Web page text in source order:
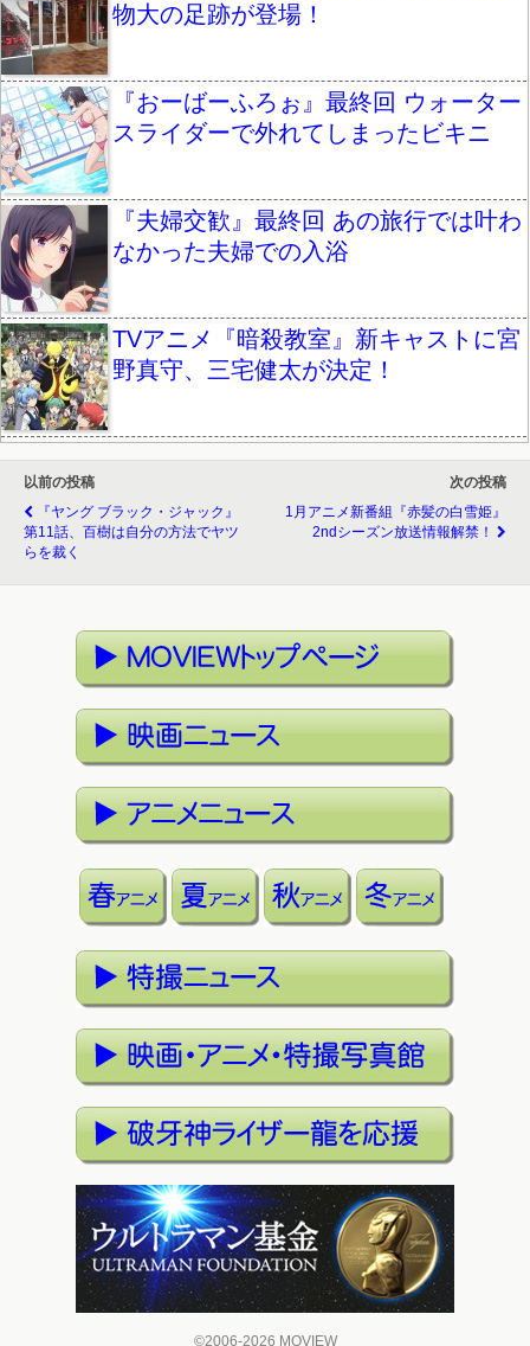
物大の足跡が登場！
『おーばーふろぉ』最終回 ウォーター
スライダーで外れてしまったビキニ
『夫婦交歓』最終回 あの旅行では叶わ
なかった夫婦での入浴
TVアニメ『暗殺教室』新キャストに宮
野真守、三宅健太が決定！
以前の投稿
『ヤング ブラック・ジャック』
第11話、百樹は自分の方法でヤツ
らを裁く
次の投稿
1月アニメ新番組『赤髪の白雪姫』
2ndシーズン放送情報解禁！
©2006-2026 MOVIEW